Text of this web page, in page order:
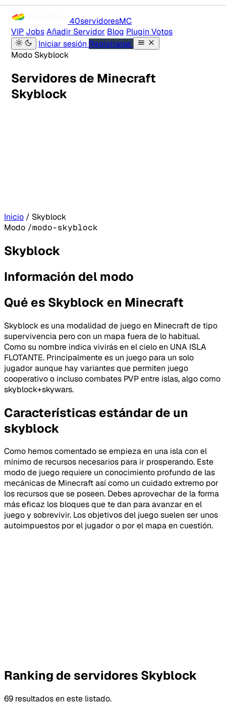
40servidoresMC
VIP JobsAñadir Servidor Blog Plugin Votos
Iniciar sesión Registrarse
Modo Skyblock
Servidores de Minecraft
Skyblock
Inicio / Skyblock
Modo /modo-skyblock
Skyblock
Información del modo
Qué es Skyblock en Minecraft
Skyblock es una modalidad de juego en Minecraft de tipo
supervivencia pero con un mapa fuera de lo habitual.
Como su nombre indica vivirás en el cielo en UNA ISLA
FLOTANTE. Principalmente es un juego para un solo
jugador aunque hay variantes que permiten juego
cooperativo o incluso combates PVP entre islas, algo como
skyblock+skywars.
Características estándar de un
skyblock
Como hemos comentado se empieza en una isla con el
mínimo de recursos necesarios para ir prosperando. Este
modo de juego requiere un conocimiento profundo de las
mecánicas de Minecraft así como un cuidado extremo por
los recursos que se poseen. Debes aprovechar de la forma
más eficaz los bloques que te dan para avanzar en el
juego y sobrevivir. Los objetivos del juego suelen ser unos
autoimpuestos por el jugador o por el mapa en cuestión.
Ranking de servidores Skyblock
69 resultados en este listado.